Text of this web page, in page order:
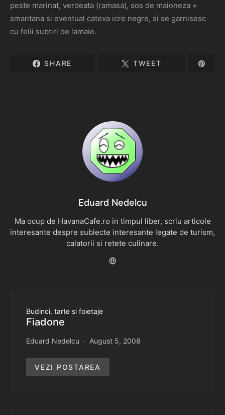
peste marinat, verdeata (ramasa), sos de maioneza +
smantana si eventual cateva icre negre, si se garnisesc
cu felii subtiri de lamaie.
SHARE TWEET
Eduard Nedelcu
Ma ocup de HavanaCafe.ro in timpul liber, scriu articole
interesante despre subiecte interesante legate de turism,
calatorii si retete culinare.
Budinci, tarte si foietaje
Fiadone
Eduard Nedelcu August 5, 2008
VEZI POSTAREA